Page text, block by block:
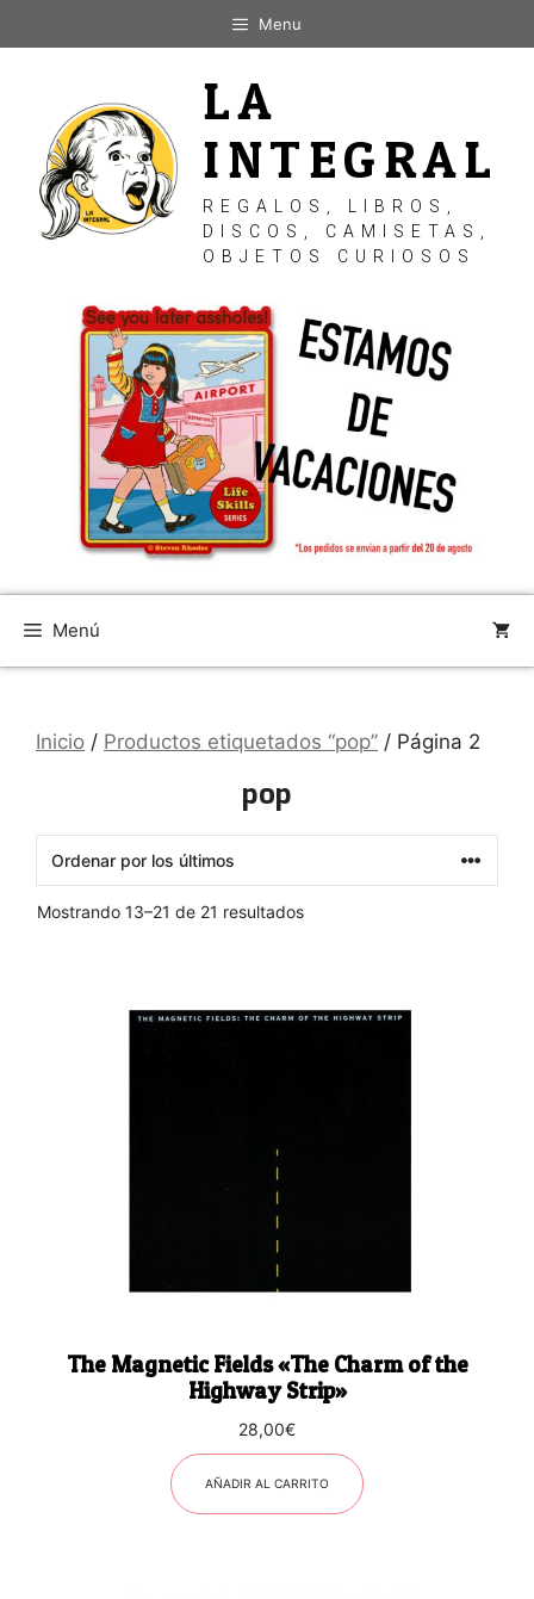
al
Menu
LA
INTEGRAL
REGALOS, LIBROS,
DISCOS, CAMISETAS,
OBJETOS CURIOSOS
Menú
Inicio / Productos etiquetados “pop” / Página 2
pop
Mostrando 13–21 de 21 resultadosOrdenado
The Magnetic Fields «The Charm of the
Highway Strip»
28,00€
AÑADIR AL CARRITO